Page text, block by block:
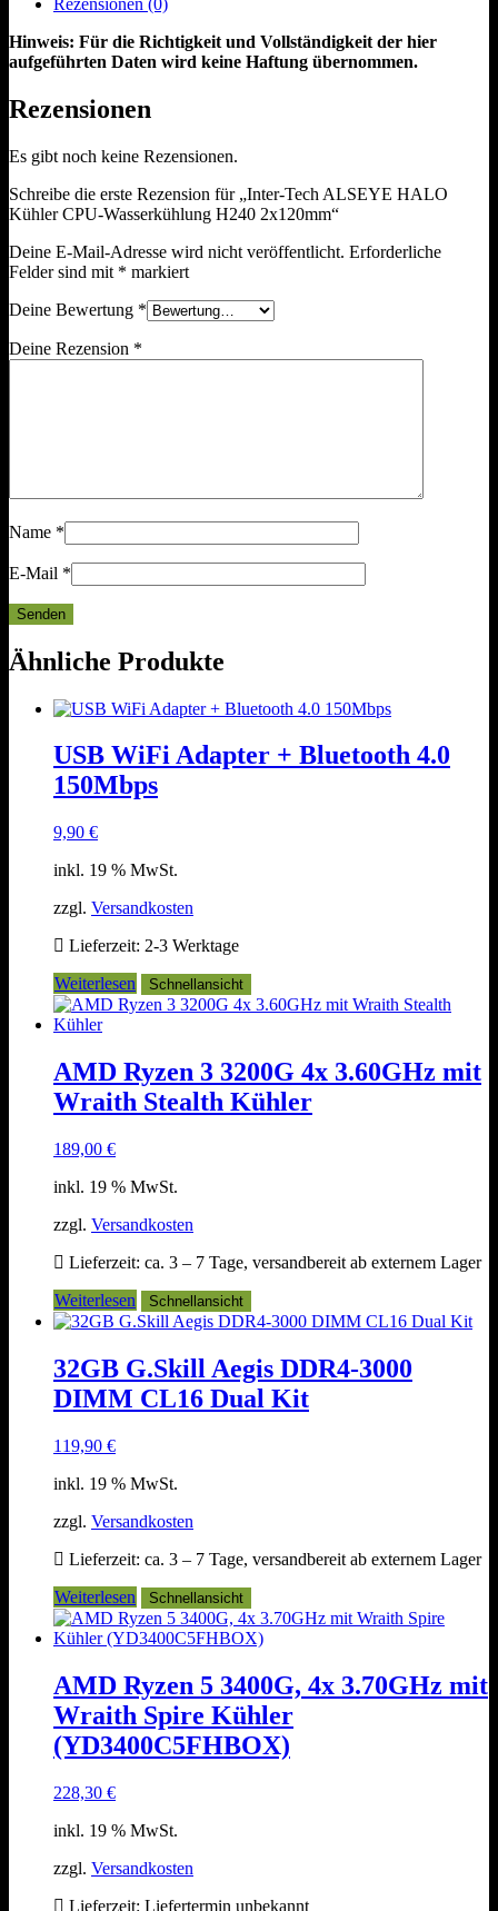
Hinweis: Für die Richtigkeit und Vollständigkeit der hier
aufgeführten Daten wird keine Haftung übernommen.
Rezensionen
Es gibt noch keine Rezensionen.
Schreibe die erste Rezension für „Inter-Tech ALSEYE HALO
Kühler CPU-Wasserkühlung H240 2x120mm“
Deine E-Mail-Adresse wird nicht veröffentlicht. Erforderliche
Felder sind mit * markiert
Deine Bewertung *
Deine Rezension *
Name *
E-Mail *
Ähnliche Produkte
USB WiFi Adapter + Bluetooth 4.0
150Mbps
9,90 €
inkl. 19 % MwSt.
zzgl. Versandkosten
Lieferzeit: 2-3 Werktage
Weiterlesen
Schnellansicht
AMD Ryzen 3 3200G 4x 3.60GHz mit
Wraith Stealth Kühler
189,00 €
inkl. 19 % MwSt.
zzgl. Versandkosten
Lieferzeit: ca. 3 – 7 Tage, versandbereit ab externem Lager
Weiterlesen
Schnellansicht
32GB G.Skill Aegis DDR4-3000
DIMM CL16 Dual Kit
119,90 €
inkl. 19 % MwSt.
zzgl. Versandkosten
Lieferzeit: ca. 3 – 7 Tage, versandbereit ab externem Lager
Weiterlesen
Schnellansicht
AMD Ryzen 5 3400G, 4x 3.70GHz mit
Wraith Spire Kühler
(YD3400C5FHBOX)
228,30 €
inkl. 19 % MwSt.
zzgl. Versandkosten
Lieferzeit: Liefertermin unbekannt